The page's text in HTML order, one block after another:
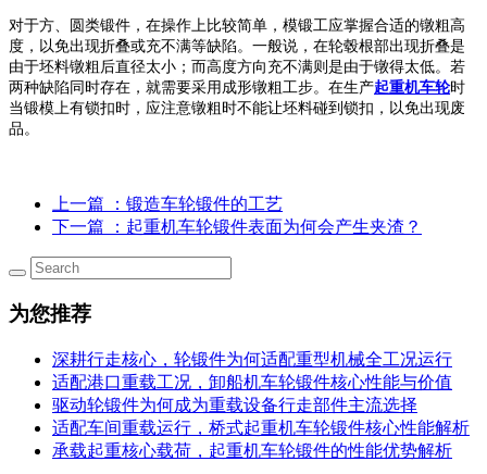
对于方、圆类锻件，在操作上比较简单，模锻工应掌握合适的镦粗高
度，以免出现折叠或充不满等缺陷。一般说，在轮毂根部出现折叠是
由于坯料镦粗后直径太小；而高度方向充不满则是由于镦得太低。若
两种缺陷同时存在，就需要采用成形镦粗工步。在生产起重机车轮时
当锻模上有锁扣时，应注意镦粗时不能让坯料碰到锁扣，以免出现废
品。
上一篇
：锻造车轮锻件的工艺
下一篇
：起重机车轮锻件表面为何会产生夹渣？
为您推荐
深耕行走核心，轮锻件为何适配重型机械全工况运行
适配港口重载工况，卸船机车轮锻件核心性能与价值
驱动轮锻件为何成为重载设备行走部件主流选择
适配车间重载运行，桥式起重机车轮锻件核心性能解析
承载起重核心载荷，起重机车轮锻件的性能优势解析